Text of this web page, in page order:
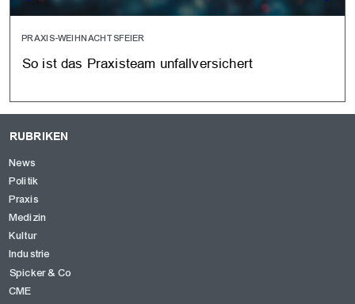
PRAXIS-WEIHNACHTSFEIER
So ist das Praxisteam unfallversichert
RUBRIKEN
News
Politik
Praxis
Medizin
Kultur
Industrie
Spicker & Co
CME